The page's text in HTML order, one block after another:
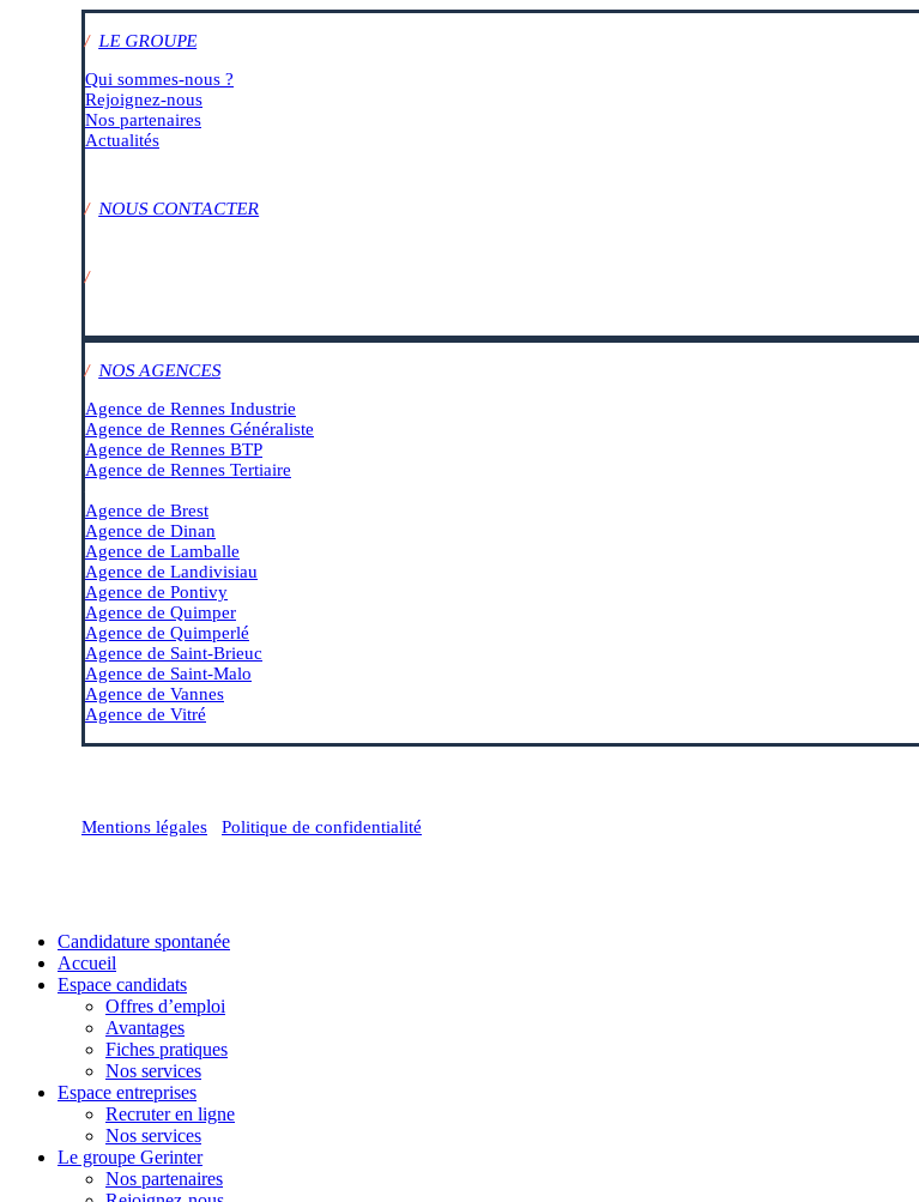
/ LE GROUPE
Qui sommes-nous ?
Rejoignez-nous
Nos partenaires
Actualités
/NOUS CONTACTER
/
/ NOS AGENCES
Agence de Rennes Industrie
Agence de Rennes Généraliste
Agence de Rennes BTP
Agence de Rennes Tertiaire
Agence de Brest
Agence de Dinan
Agence de Lamballe
Agence de Landivisiau
Agence de Pontivy
Agence de Quimper
Agence de Quimperlé
Agence de Saint-Brieuc
Agence de Saint-Malo
Agence de Vannes
Agence de Vitré
Mentions légales
Politique de confidentialité
Close
Menu
Candidature spontanée
Accueil
Espace candidats
Offres d’emploi
Avantages
Fiches pratiques
Nos services
Espace entreprises
Recruter en ligne
Nos services
Le groupe Gerinter
Nos partenaires